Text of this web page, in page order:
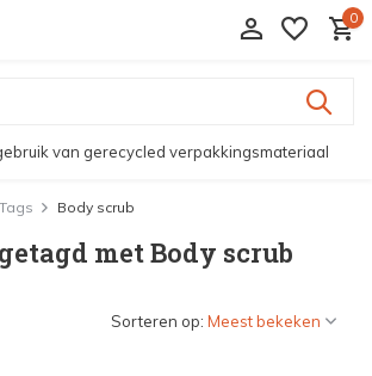
0
van gerecycled verpakkingsmateriaal
Tags Body scrub
met Body scrub
Sorteren op: